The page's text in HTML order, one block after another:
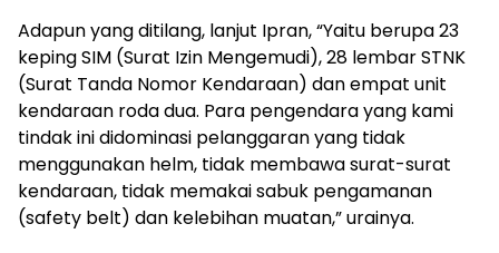
Adapun yang ditilang, lanjut Ipran, “Yaitu berupa 23
keping SIM (Surat Izin Mengemudi), 28 lembar STNK
(Surat Tanda Nomor Kendaraan) dan empat unit
kendaraan roda dua. Para pengendara yang kami
tindak ini didominasi pelanggaran yang tidak
menggunakan helm, tidak membawa surat-surat
kendaraan, tidak memakai sabuk pengamanan
(safety belt) dan kelebihan muatan,” urainya.